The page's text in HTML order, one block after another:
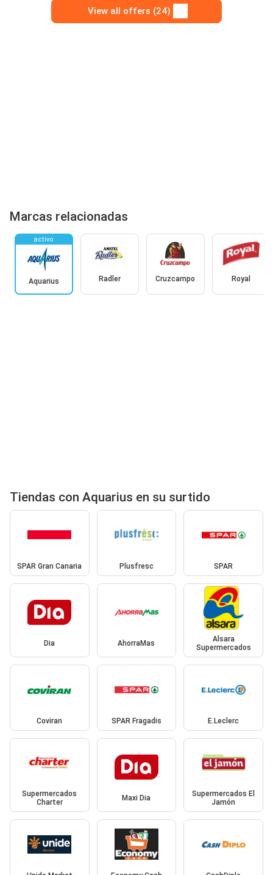
View all offers (24)
Marcas relacionadas
activo
Aquarius Radler Cruzcampo Royal
Tiendas con Aquarius en su surtido
SPAR Gran Canaria Plusfresc SPAR
Dia AhorraMas
Alsara
Supermercados
Coviran SPAR Fragadis E.Leclerc
Supermercados
Charter
Maxi Dia
Supermercados El
Jamón